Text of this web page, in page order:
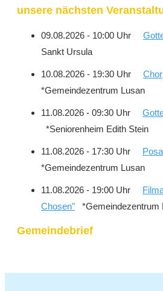
unsere nächsten
09.08.2026 - 10:00 Uhr
Sankt Ursula
10.08.2026 - 19:30 Uhr
*Gemeindezentrum Lusan
11.08.2026 - 09:30 Uhr
*Seniorenheim Edith Stein
11.08.2026 - 17:30 Uhr
*Gemeindezentrum Lusan
11.08.2026 - 19:00 Uhr
Chosen" *Gemeindezentrum
Gemeindebrief